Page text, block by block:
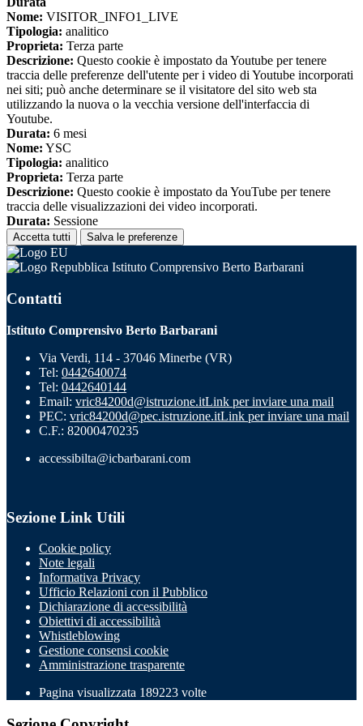
Nome: VISITOR_INFO1_LIVE
Tipologia: analitico
Proprieta: Terza parte
Descrizione: Questo cookie è impostato da Youtube per tenere
traccia delle preferenze dell'utente per i video di Youtube incorporati
nei siti; può anche determinare se il visitatore del sito web sta
utilizzando la nuova o la vecchia versione dell'interfaccia di
Youtube.
Durata: 6 mesi
Nome: YSC
Tipologia: analitico
Proprieta: Terza parte
Descrizione: Questo cookie è impostato da YouTube per tenere
traccia delle visualizzazioni dei video incorporati.
Durata: Sessione
Accetta tutti Salva le preferenze
Istituto Comprensivo Berto Barbarani
Contatti
Istituto Comprensivo Berto Barbarani
Via Verdi, 114 - 37046 Minerbe (VR)
Tel: 0442640074
Tel: 0442640144
Email: vric84200d@istruzione.itLink per inviare una mail
PEC: vric84200d@pec.istruzione.itLink per inviare una mail
C.F.: 82000470235
accessibilta@icbarbarani.com
Sezione Link Utili
Cookie policy
Note legali
Informativa Privacy
Ufficio Relazioni con il Pubblico
Dichiarazione di accessibilità
Obiettivi di accessibilità
Whistleblowing
Gestione consensi cookie
Amministrazione trasparente
Pagina visualizzata 189223 volte